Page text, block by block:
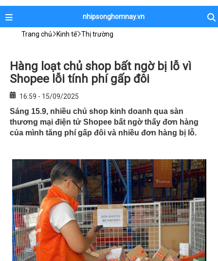
nhipsonghomnay.vn
Trang chủ Kinh tế Thị trường
Hàng loạt chủ shop bất ngờ bị lỗ vì
Shopee lỗi tính phí gấp đôi
16:59 - 15/09/2025
Sáng 15.9, nhiều chủ shop kinh doanh qua sàn
thương mại điện tử Shopee bất ngờ thấy đơn hàng
của mình tăng phí gấp đôi và nhiều đơn hàng bị lỗ.